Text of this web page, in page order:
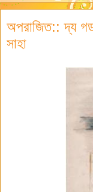
অপরাজিত:: দ্য
সাহা